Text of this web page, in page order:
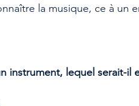
la musique, ce à un
instrument, lequel serait-il